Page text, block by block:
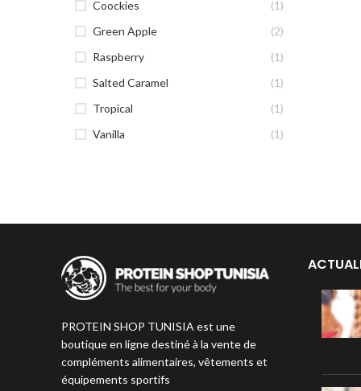
Coockies
(1)
Green Apple
(2)
Raspberry
(1)
Salted Caramel
(1)
Tropical
(1)
Vanilla
(1)
PROTEIN SHOP TUNISIA est une
boutique en ligne destiné à la vente de
compléments alimentaires, vêtements et
équipements sportifs